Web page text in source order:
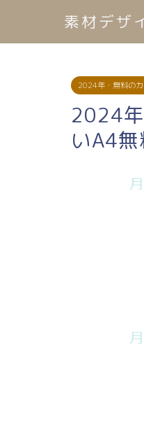
素材デザ
2024年・無料の
2024
いA4